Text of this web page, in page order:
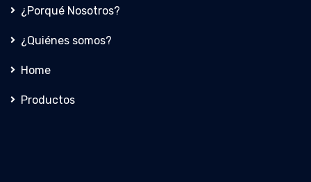
¿Porqué Nosotros?
¿Quiénes somos?
Home
Productos